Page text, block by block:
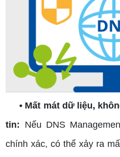
• Mất mát dữ liệu,
tin: Nếu DNS
chính xác, có thể xảy ra